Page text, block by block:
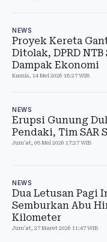
NEWS
Proyek Kereta
Ditolak, DPRD
Dampak Ekonomi
Kamis, 14 Mei 2026 18:27 WIB
NEWS
Erupsi Gunung
Pendaki, Tim SAR
Jum'at, 08 Mei 2026 17:27 WIB
NEWS
Dua Letusan Pagi
Semburkan Abu
Kilometer
Jum'at, 27 Maret 2026 11:47 WIB